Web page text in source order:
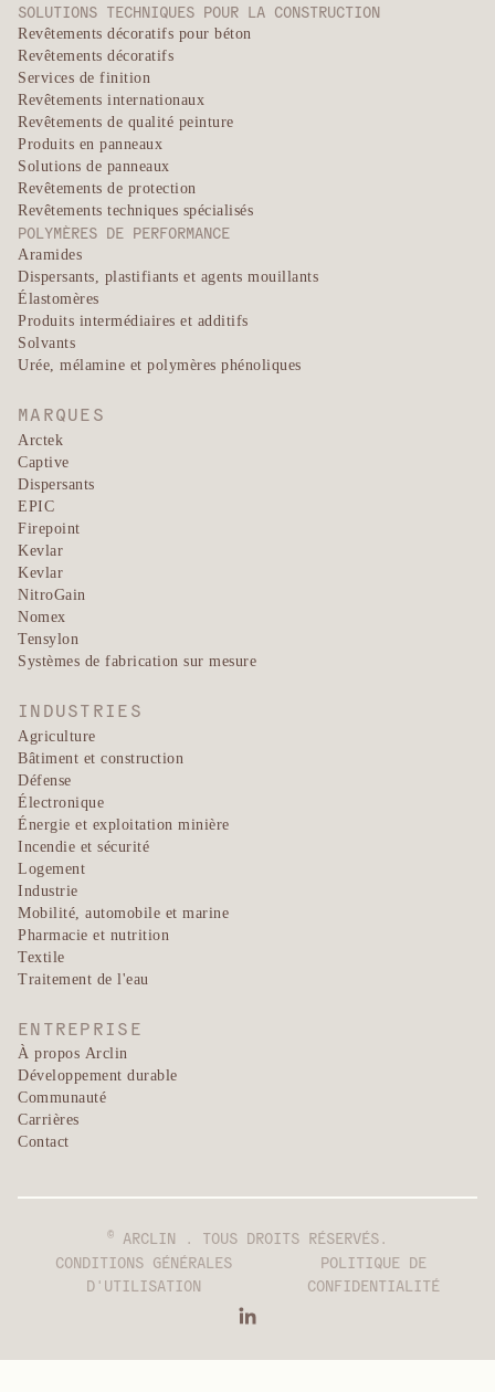
SOLUTIONS TECHNIQUES POUR LA CONSTRUCTION
Revêtements décoratifs pour béton
Revêtements décoratifs
Services de finition
Revêtements internationaux
Revêtements de qualité peinture
Produits en panneaux
Solutions de panneaux
Revêtements de protection
Revêtements techniques spécialisés
POLYMÈRES DE PERFORMANCE
Aramides
Dispersants, plastifiants et agents mouillants
Élastomères
Produits intermédiaires et additifs
Solvants
Urée, mélamine et polymères phénoliques
MARQUES
Arctek
Captive
Dispersants
EPIC
Firepoint
Kevlar
Kevlar
NitroGain
Nomex
Tensylon
Systèmes de fabrication sur mesure
INDUSTRIES
Agriculture
Bâtiment et construction
Défense
Électronique
Énergie et exploitation minière
Incendie et sécurité
Logement
Industrie
Mobilité, automobile et marine
Pharmacie et nutrition
Textile
Traitement de l'eau
ENTREPRISE
À propos Arclin
Développement durable
Communauté
Carrières
Contact
CONDITIONS GÉNÉRALES
D'UTILISATION
POLITIQUE DE
CONFIDENTIALITÉ
© ARCLIN . TOUS DROITS RÉSERVÉS.